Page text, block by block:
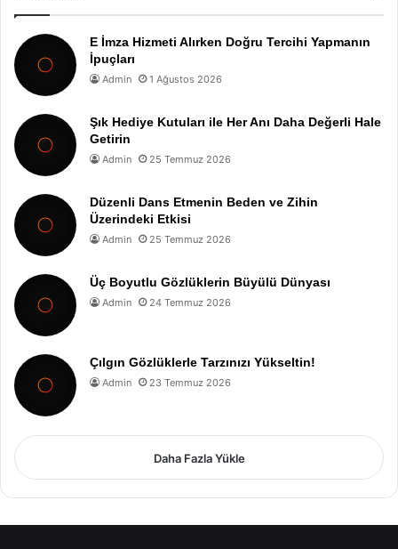
E İmza Hizmeti Alırken Doğru Tercihi Yapmanın
İpuçları
Admin 1 Ağustos 2026
Şık Hediye Kutuları ile Her Anı Daha Değerli Hale
Getirin
Admin 25 Temmuz 2026
Düzenli Dans Etmenin Beden ve Zihin
Üzerindeki Etkisi
Admin 25 Temmuz 2026
Üç Boyutlu Gözlüklerin Büyülü Dünyası
Admin 24 Temmuz 2026
Çılgın Gözlüklerle Tarzınızı Yükseltin!
Admin 23 Temmuz 2026
Daha Fazla Yükle